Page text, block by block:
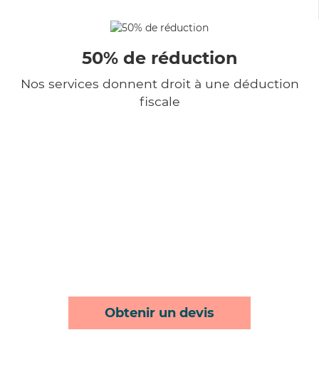
50% de réduction
Nos services donnent droit à une déduction
fiscale
Obtenir un devis